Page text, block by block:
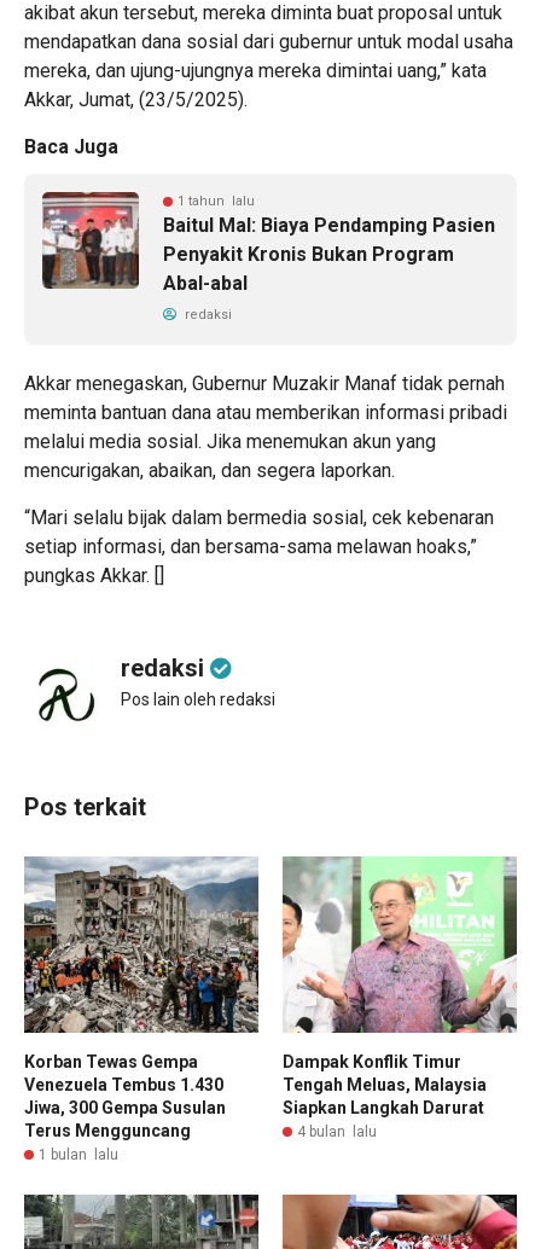
akibat akun tersebut, mereka diminta buat proposal untuk
mendapatkan dana sosial dari gubernur untuk modal usaha
mereka, dan ujung-ujungnya mereka dimintai uang,” kata
Akkar, Jumat, (23/5/2025).
Baca Juga
1 tahun lalu
Baitul Mal: Biaya Pendamping Pasien
Penyakit Kronis Bukan Program
Abal-abal
redaksi
Akkar menegaskan, Gubernur Muzakir Manaf tidak pernah
meminta bantuan dana atau memberikan informasi pribadi
melalui media sosial. Jika menemukan akun yang
mencurigakan, abaikan, dan segera laporkan.
“Mari selalu bijak dalam bermedia sosial, cek kebenaran
setiap informasi, dan bersama-sama melawan hoaks,”
pungkas Akkar. []
redaksi
Pos lain oleh redaksi
Pos terkait
Korban Tewas Gempa
Venezuela Tembus 1.430
Jiwa, 300 Gempa Susulan
Terus Mengguncang
1 bulan lalu
Dampak Konflik Timur
Tengah Meluas, Malaysia
Siapkan Langkah Darurat
4 bulan lalu